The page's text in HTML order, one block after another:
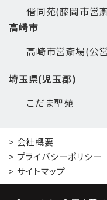
偕同苑(藤岡市営
高崎市
高崎市営斎場(公
埼玉県(児玉郡)
こだま聖苑
> 会社概要
> プライバシーポリシー
> サイトマップ